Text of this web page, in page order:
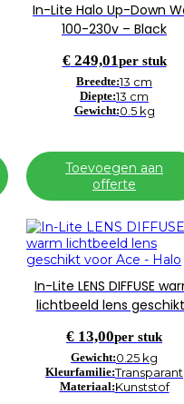
In-Lite Halo Up-Down
100-230v – Black
€249,01per stuk
Breedte:13 cm
Diepte:13 cm
Gewicht:0.5 kg
Toevoegen aan
offerte
In-Lite LENS DIFFUSE
lichtbeeld lens
€ 13,00per stuk
Gewicht:0.25 kg
Kleurfamilie:Transparant
Materiaal:Kunststof